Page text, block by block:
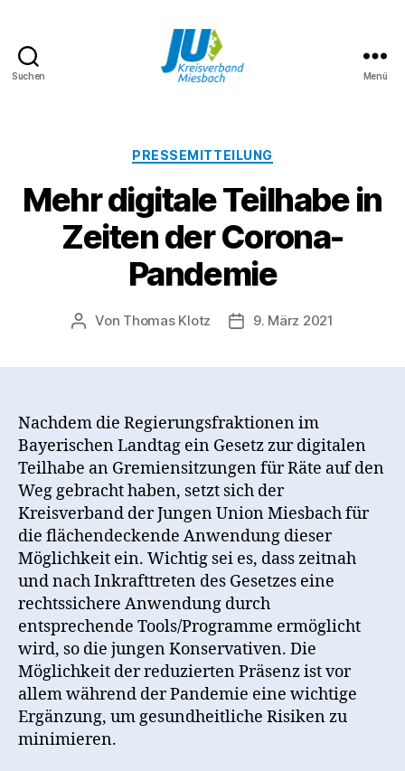
Suchen Menü
Kategorien
PRESSEMITTEILUNG
Mehr digitale Teilhabe in
Zeiten der Corona-
Pandemie
Beitragsautor
Von Thomas Klotz Veröffentlichungsdatum
9. März 2021
Nachdem die Regierungsfraktionen im
Bayerischen Landtag ein Gesetz zur digitalen
Teilhabe an Gremiensitzungen für Räte auf den
Weg gebracht haben, setzt sich der
Kreisverband der Jungen Union Miesbach für
die flächendeckende Anwendung dieser
Möglichkeit ein. Wichtig sei es, dass zeitnah
und nach Inkrafttreten des Gesetzes eine
rechtssichere Anwendung durch
entsprechende Tools/Programme ermöglicht
wird, so die jungen Konservativen. Die
Möglichkeit der reduzierten Präsenz ist vor
allem während der Pandemie eine wichtige
Ergänzung, um gesundheitliche Risiken zu
minimieren.